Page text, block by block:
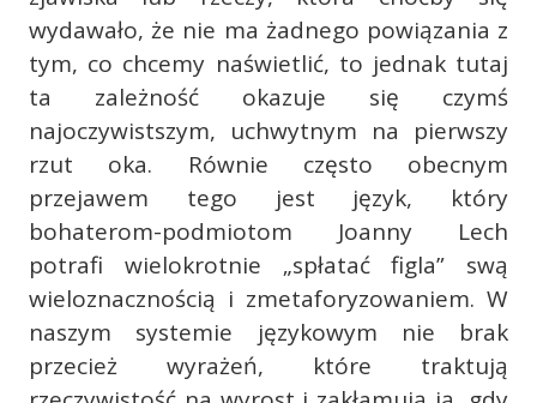
wydawało, że nie ma żadnego powiązania z
tym, co chcemy naświetlić, to jednak tutaj
ta zależność okazuje się czymś
najoczywistszym, uchwytnym na pierwszy
rzut oka. Równie często obecnym
przejawem tego jest język, który
bohaterom-podmiotom Joanny Lech
potrafi wielokrotnie „spłatać figla” swą
wieloznacznością i zmetaforyzowaniem. W
naszym systemie językowym nie brak
przecież wyrażeń, które traktują